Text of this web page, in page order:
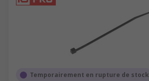
Temporairement en rupture de stock